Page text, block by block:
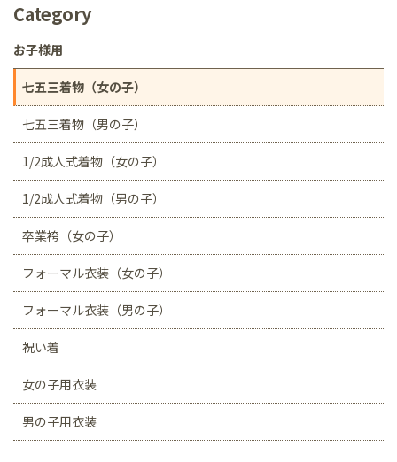
Category
お子様用
七五三着物（女の子）
七五三着物（男の子）
1/2成人式着物（女の子）
1/2成人式着物（男の子）
卒業袴（女の子）
フォーマル衣装（女の子）
フォーマル衣装（男の子）
祝い着
女の子用衣装
男の子用衣装